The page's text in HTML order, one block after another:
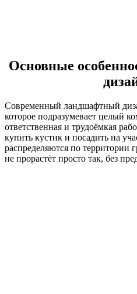
Основные
Современный ландшафтный
которое подразумевает целый
ответственная и трудоёмкая
купить кустик и посадить на
распределяются по территории
не прорастёт просто так, без